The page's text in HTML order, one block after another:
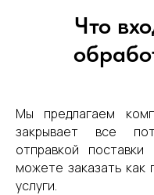
Что
Мы предлагаем
закрывает все
отправкой
можете заказать как
услуги.